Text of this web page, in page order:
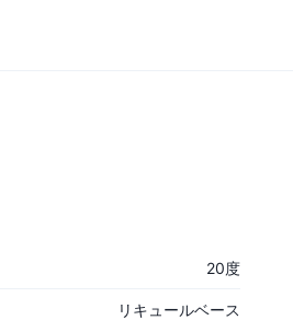
20度
リキュールベース